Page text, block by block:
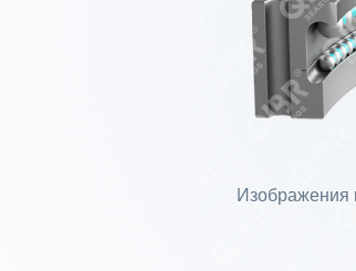
Изображения